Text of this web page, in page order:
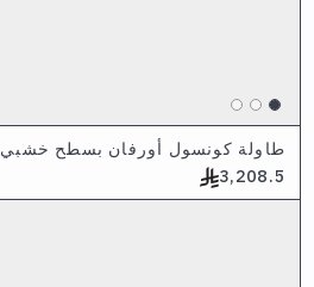
طاولة كونسول أورفان بسطح خشبي
3,208.5